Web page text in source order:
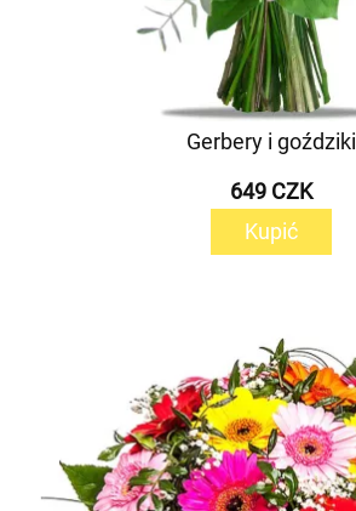
Gerbery i goździki
649 CZK
Kupić